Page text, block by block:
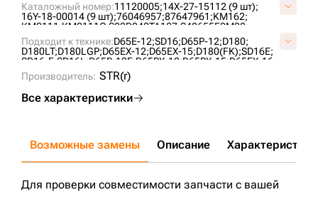
Каталожный номер:11120005;14X-27-15112 (9 шт);
16Y-18-00014 (9 шт);76046957;87647961;KM162;
KM2111;KM2111C;S02D040TA127;S40655F0M00;
US203K527;
VKM162V;VS4065F5;
Подходит к технике:D65E-12;SD16;D65P-12;D180;
D180LT;D180LGP;D65EX-12;D65EX-15;D180(FK);SD16E;
SD16-F;SD16L;D65P-12E;D65PX-12;D65PX-15;D65EX-16;
D180XLT;
D65EX-15E0;D85E-SS-2;
CLG B160C;SEM816 ;
Производитель: STR(r)
Все характеристики
Возможные замены Описание Характеристики
Для проверки совместимости запчасти с вашей